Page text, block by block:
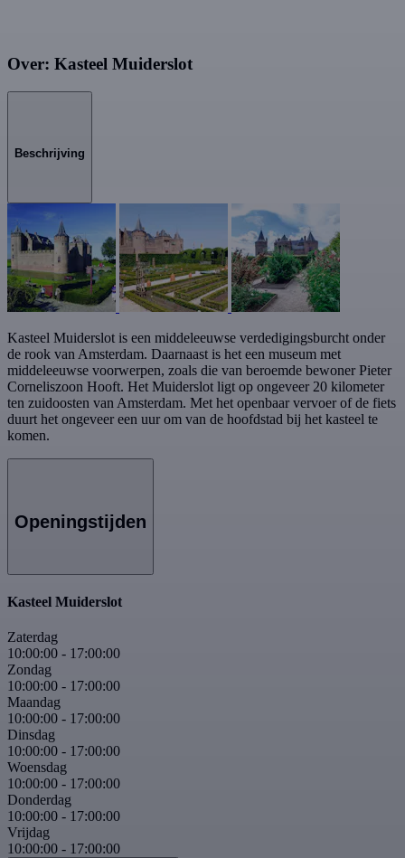
Over: Kasteel Muiderslot
Beschrijving
Kasteel Muiderslot is een middeleeuwse verdedigingsburcht onder
de rook van Amsterdam. Daarnaast is het een museum met
middeleeuwse voorwerpen, zoals die van beroemde bewoner Pieter
Corneliszoon Hooft. Het Muiderslot ligt op ongeveer 20 kilometer
ten zuidoosten van Amsterdam. Met het openbaar vervoer of de fiets
duurt het ongeveer een uur om van de hoofdstad bij het kasteel te
komen.
Openingstijden
Kasteel Muiderslot
Zaterdag
10:00:00 - 17:00:00
Zondag
10:00:00 - 17:00:00
Maandag
10:00:00 - 17:00:00
Dinsdag
10:00:00 - 17:00:00
Woensdag
10:00:00 - 17:00:00
Donderdag
10:00:00 - 17:00:00
Vrijdag
10:00:00 - 17:00:00